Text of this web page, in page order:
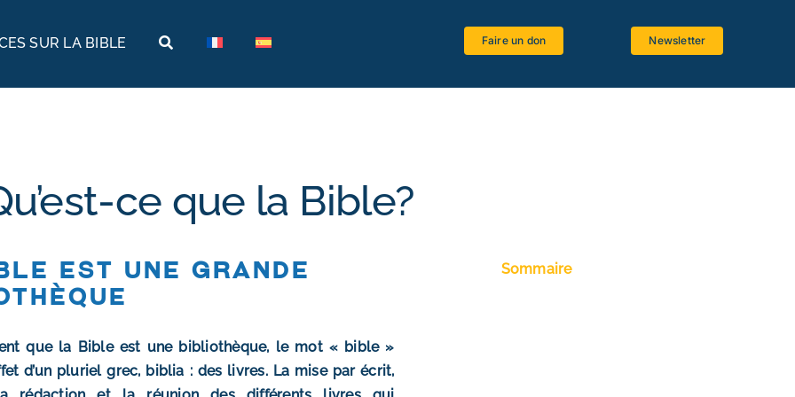
SUR LA BIBLE
Égypte
Israël
Turquie
La Bible et le Magistère
Faire un don Newsletter
ce que la Bible?
est une grande
que la Bible est une bibliothèque, le mot « bible »
d’un pluriel grec, biblia : des livres. La mise par écrit,
Sommaire